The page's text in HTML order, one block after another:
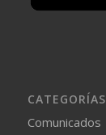
CATEGORÍAS
Comunicados